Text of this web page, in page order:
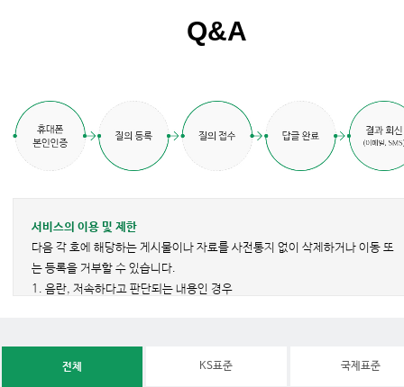
Q&A
서비스의 이용 및 제한
다음 각 호에 해당하는 게시물이나 자료를 사전통지 없이 삭제하거나 이동 또
는 등록을 거부할 수 있습니다.
1. 음란, 저속하다고 판단되는 내용인 경우
4. 공공질서 및 미풍양속에 위반되는 내용인 경우
전체 KS표준 국제표준